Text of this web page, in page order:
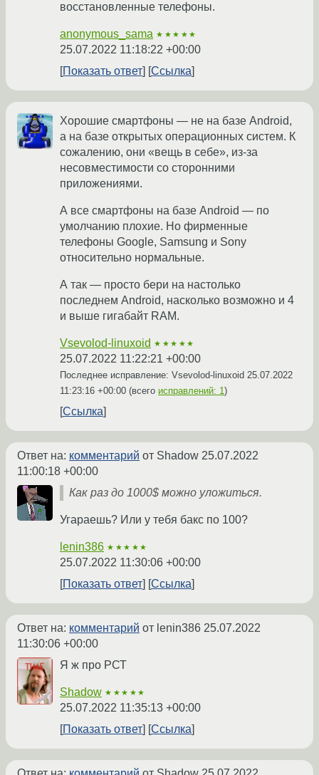
восстановленные телефоны.
anonymous_sama ★★★★★
25.07.2022 11:18:22 +00:00
Показать ответ
Ссылка
Хорошие смартфоны — не на базе Android,
а на базе открытых операционных систем. К
сожалению, они «вещь в себе», из-за
несовместимости со сторонними
приложениями.
А все смартфоны на базе Android — по
умолчанию плохие. Но фирменные
телефоны Google, Samsung и Sony
относительно нормальные.
А так — просто бери на настолько
последнем Android, насколько возможно и 4
и выше гигабайт RAM.
Vsevolod-linuxoid ★★★★★
25.07.2022 11:22:21 +00:00
Последнее исправление: Vsevolod-linuxoid 25.07.2022
11:23:16 +00:00 (всего исправлений: 1)
Ссылка
Ответ на: комментарий от Shadow 25.07.2022
11:00:18 +00:00
Как раз до 1000$ можно уложиться.
Угараешь? Или у тебя бакс по 100?
lenin386 ★★★★★
25.07.2022 11:30:06 +00:00
Показать ответ
Ссылка
Ответ на: комментарий от lenin386 25.07.2022
11:30:06 +00:00
Я ж про РСТ
Shadow ★★★★★
25.07.2022 11:35:13 +00:00
Показать ответ
Ссылка